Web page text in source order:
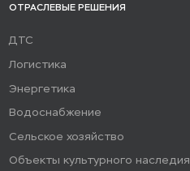
ОТРАСЛЕВЫЕ РЕШЕНИЯ
ДТС
Логистика
Энергетика
Водоснабжение
Сельское хозяйство
Объекты культурного наследия